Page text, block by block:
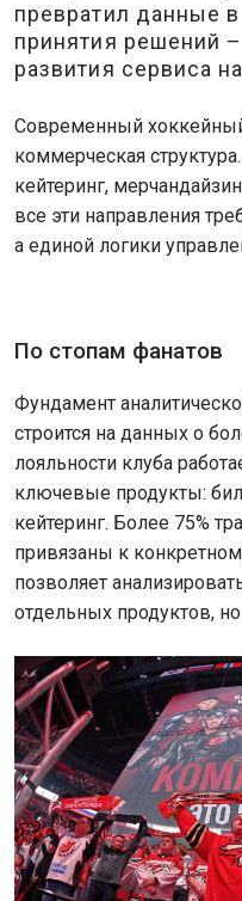
превратил данные
принятия решений
развития сервиса
Современный
коммерческая
кейтеринг,
все эти направления
а единой логики
По стопам фанатов
Фундамент
строится на данных о
лояльности клуба
ключевые продукты:
кейтеринг. Более 75%
привязаны к
позволяет
отдельных продуктов,